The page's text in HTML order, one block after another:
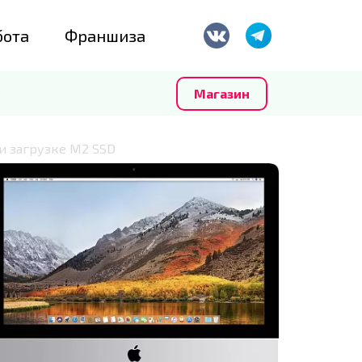
Франшиза
Магазин
загрузке M2 SSD